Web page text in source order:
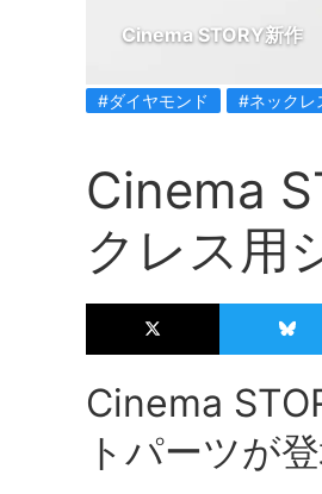
Cinema STORY新作
#ダイヤモンド #ネックレ
Cinema
クレス用
Cinema
トパーツが登